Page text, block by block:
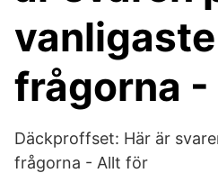
vanligaste
frågorna
Däckproffset: Här är
frågorna - Allt för